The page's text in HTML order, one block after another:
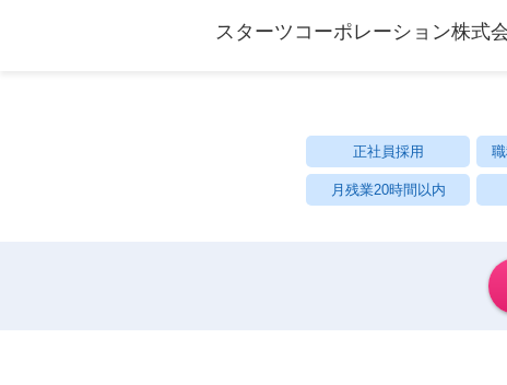
スターツコーポレーション株式
正社員採用
月残業20時間以内